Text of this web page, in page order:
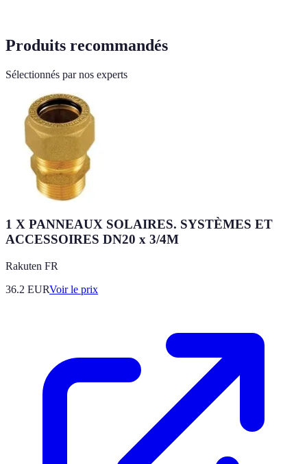
Produits recommandés
Sélectionnés par nos experts
1 X PANNEAUX SOLAIRES. SYSTÈMES ET
ACCESSOIRES DN20 x 3/4M
Rakuten FR
36.2 EURVoir le prix